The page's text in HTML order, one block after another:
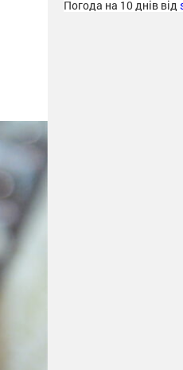
Погода на 10 днів від